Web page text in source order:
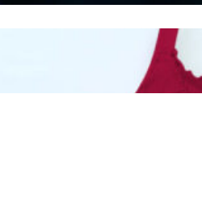
Mengintip Kepribadian
Wanita Dari Warna Bra